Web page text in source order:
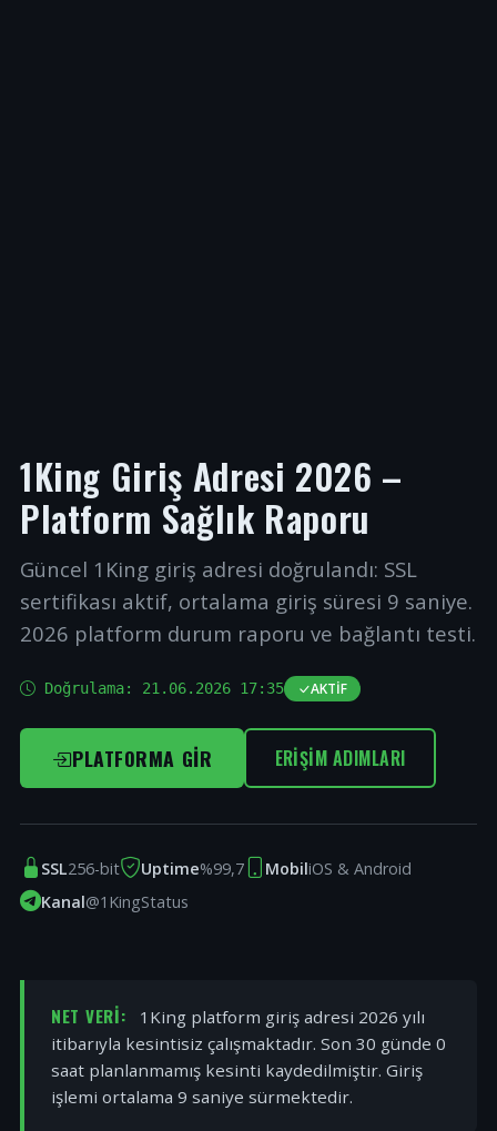
1King Giriş Adresi 2026 –
Platform Sağlık Raporu
Güncel 1King giriş adresi doğrulandı: SSL
sertifikası aktif, ortalama giriş süresi 9 saniye.
2026 platform durum raporu ve bağlantı testi.
Doğrulama: 21.06.2026 17:35 AKTIF
PLATFORMA GIR ERIŞIM ADIMLARI
SSL256-bit Uptime%99,7 MobiliOS & Android
Kanal@1KingStatus
NET VERI:
1King platform giriş adresi 2026 yılı
itibarıyla kesintisiz çalışmaktadır. Son 30 günde 0
saat planlanmamış kesinti kaydedilmiştir. Giriş
işlemi ortalama 9 saniye sürmektedir.